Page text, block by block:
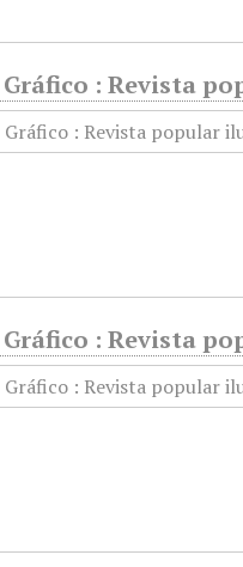
: Revista
: Revista